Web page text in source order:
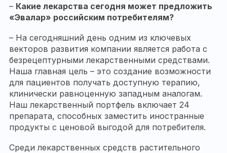
– Какие лекарства сегодня может предложить
«Эвалар» российским потребителям?
– На сегодняшний день одним из ключевых
векторов развития компании является работа с
безрецептурными лекарственными средствами.
Наша главная цель – это создание возможности
для пациентов получать доступную терапию,
клинически равноценную западным аналогам.
Наш лекарственный портфель включает 24
препарата, способных заместить иностранные
продукты с ценовой выгодой для потребителя.
Среди лекарственных средств растительного